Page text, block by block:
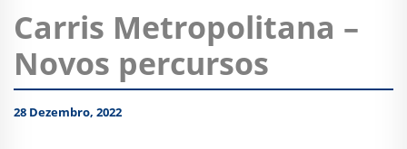
Carris Metropolitana –
Novos percursos
28 Dezembro, 2022